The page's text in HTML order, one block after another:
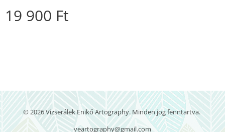
19 900 Ft
© 2026 Vizserálek Enikő Artography. Minden jog fenntartva.
veartography@gmail.com